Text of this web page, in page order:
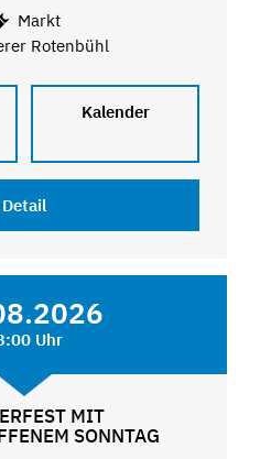
Markt
Rotenbühl
Kalender
Detail
Uhr
MIT
SONNTAG